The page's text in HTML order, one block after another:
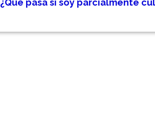
¿Qué pasa si soy parcialmente